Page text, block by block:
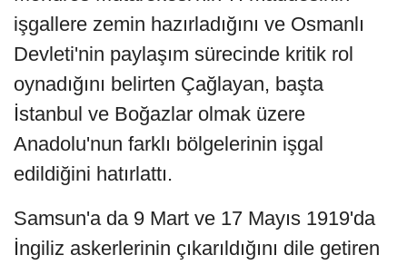
işgallere zemin hazırladığını ve Osmanlı
Devleti'nin paylaşım sürecinde kritik rol
oynadığını belirten Çağlayan, başta
İstanbul ve Boğazlar olmak üzere
Anadolu'nun farklı bölgelerinin işgal
edildiğini hatırlattı.
Samsun'a da 9 Mart ve 17 Mayıs 1919'da
İngiliz askerlerinin çıkarıldığını dile getiren